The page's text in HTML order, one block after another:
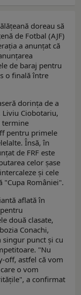
doreau să
de Fotbal (AJF)
a anunţat că
de baraj pentru
o finală între
dorinţa de a
Ciobotariu,
termine
pentru primele
Însă, în
de FRF este
celor şase
şi cele
"Cupa României".
aflată în
două clasate,
Conachi,
singur punct şi cu
"Nu
off, astfel că vom
o vom
a confirmat